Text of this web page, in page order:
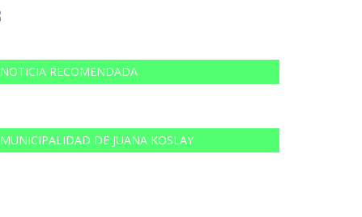
NOTICIA RECOMENDADA
MUNICIPALIDAD DE JUANA KOSLAY